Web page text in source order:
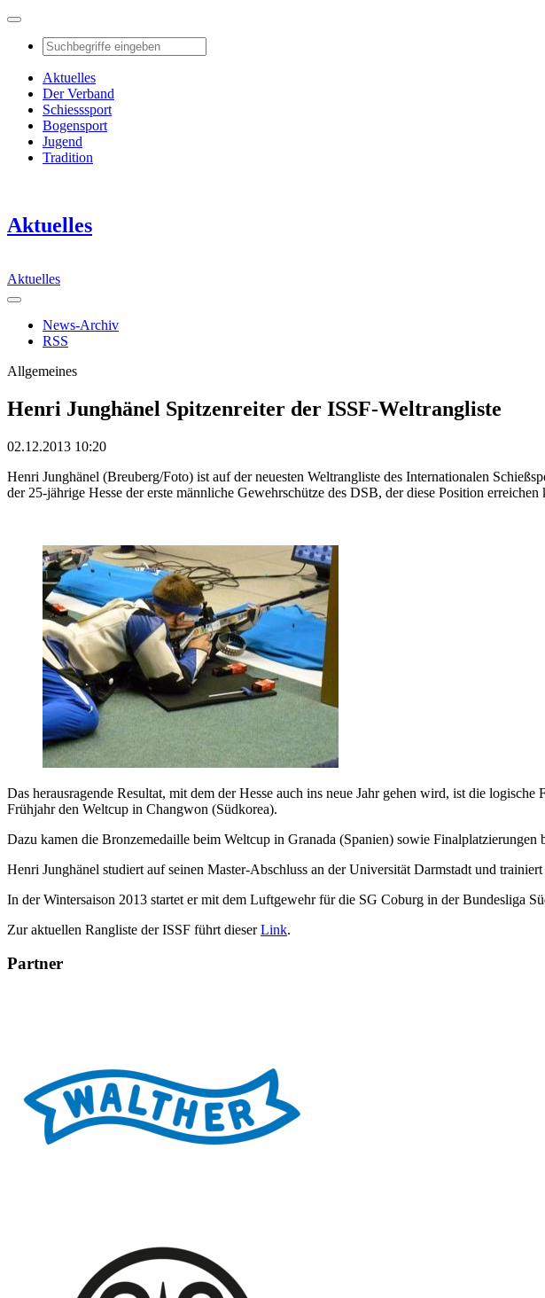
Aktuelles
Der Verband
Schiesssport
Bogensport
Jugend
Tradition
Aktuelles
Aktuelles
News-Archiv
RSS
Allgemeines
Henri Junghänel Spitzenreiter der ISSF-Weltrangliste
02.12.2013 10:20
Henri Junghänel (Breuberg/Foto) ist auf der neuesten Weltrangliste des Internationalen
der 25-jährige Hesse der erste männliche Gewehrschütze des DSB, der diese Position erreichen
Das herausragende Resultat, mit dem der Hesse auch ins neue Jahr gehen wird, ist die
Frühjahr den Weltcup in Changwon (Südkorea).
Dazu kamen die Bronzemedaille beim Weltcup in Granada (Spanien) sowie
Henri Junghänel studiert auf seinen Master-Abschluss an der Universität Darmstadt und
In der Wintersaison 2013 startet er mit dem Luftgewehr für die SG Coburg in der Bundesliga
Zur aktuellen Rangliste der ISSF führt dieserLink.
Partner